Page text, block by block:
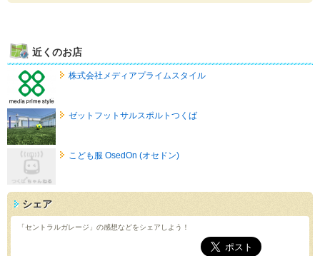
近くのお店
株式会社メディアプライムスタイル
ゼットフットサルスポルトつくば
こども服 OsedOn (オセドン)
シェア
「セントラルガレージ」の感想などをシェアしよう！